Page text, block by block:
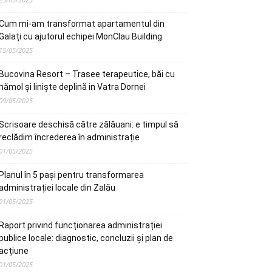
mi-am transformat apartamentul din
cu ajutorul echipei MonClau Building
05/2025
Resort – Trasee terapeutice, băi cu
și liniște deplină in Vatra Dornei
05/2025
deschisă către zălăuani: e timpul să
încrederea în administrație
05/2025
în 5 pași pentru transformarea
locale din Zalău
05/2025
privind funcționarea administrației
locale: diagnostic, concluzii și plan de
05/2025